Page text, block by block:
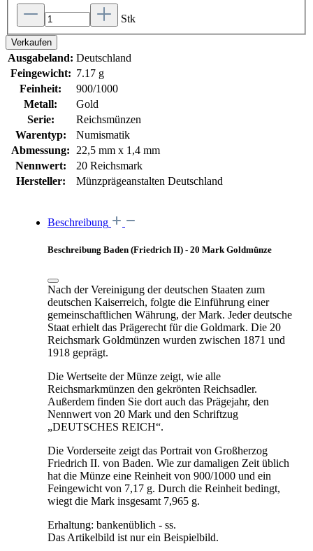
Stk
Verkaufen
Ausgabeland: Deutschland
Feingewicht: 7.17 g
Feinheit:
900/1000
Metall:
Gold
Serie:
Reichsmünzen
Warentyp:
Numismatik
Abmessung:
22,5 mm x 1,4 mm
Nennwert:
20 Reichsmark
Hersteller:
Münzprägeanstalten Deutschland
Beschreibung
Beschreibung Baden (Friedrich II) - 20 Mark Goldmünze
Nach der Vereinigung der deutschen Staaten zum
deutschen Kaiserreich, folgte die Einführung einer
gemeinschaftlichen Währung, der Mark. Jeder deutsche
Staat erhielt das Prägerecht für die Goldmark. Die 20
Reichsmark Goldmünzen wurden zwischen 1871 und
1918 geprägt.
Die Wertseite der Münze zeigt, wie alle
Reichsmarkmünzen den gekrönten Reichsadler.
Außerdem finden Sie dort auch das Prägejahr, den
Nennwert von 20 Mark und den Schriftzug
„DEUTSCHES REICH“.
Die Vorderseite zeigt das Portrait von Großherzog
Friedrich II. von Baden. Wie zur damaligen Zeit üblich
hat die Münze eine Reinheit von 900/1000 und ein
Feingewicht von 7,17 g. Durch die Reinheit bedingt,
wiegt die Mark insgesamt 7,965 g.
Erhaltung: bankenüblich - ss.
Das Artikelbild ist nur ein Beispielbild.